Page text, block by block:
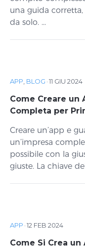
una guida
da solo. ...
APP BLOG ·11 GIU 2024
Come Creare un
Completa per
Creare un’app e
un’impresa
possibile con la
giuste. La chiave
APP ·12 FEB 2024
Come Si Crea